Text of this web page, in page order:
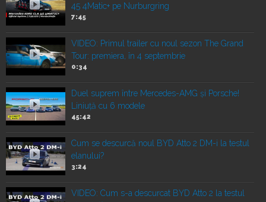
45 4Matic+ pe Nurburgring
7:45
VIDEO: Primul trailer cu noul sezon The Grand
Tour: premiera, în 4 septembrie
0:34
Duel suprem între Mercedes-AMG și Porsche!
Liniuță cu 6 modele
45:42
Cum se descurcă noul BYD Atto 2 DM-i la testul
elanului?
3:24
VIDEO: Cum s-a descurcat BYD Atto 2 la testul